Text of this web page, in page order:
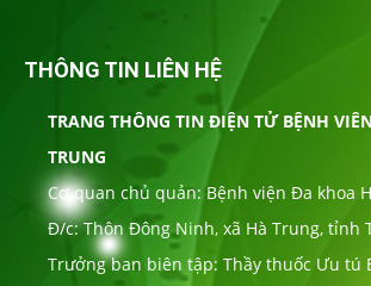
THÔNG TIN LIÊN HỆ
TRANG THÔNG TIN ĐIỆN TỬ BỆNH
TRUNG
Cơ quan chủ quản: Bệnh viện Đa khoa
Đ/c: Thôn Đông Ninh, xã Hà Trung, tỉnh
Trưởng ban biên tập: Thầy thuốc Ưu tú